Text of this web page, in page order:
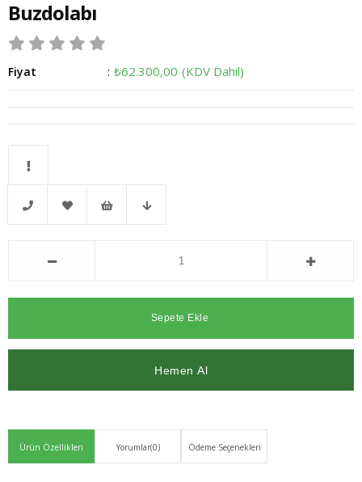
Buzdolabı
Fiyat : ₺62.300,00 (KDV Dahil)
Kritik
Ürün Özellikleri Yorumlar(0) Ödeme Seçenekleri